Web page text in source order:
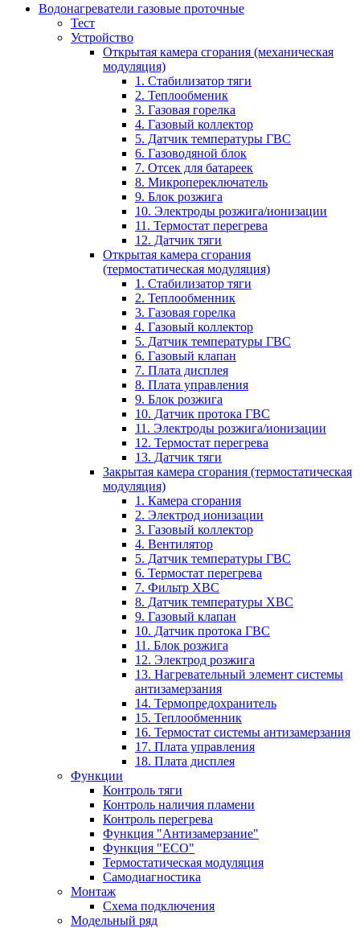
Водонагреватели газовые проточные
Тест
Устройство
Открытая камера сгорания (механическая
модуляция)
1. Стабилизатор тяги
2. Теплообменик
3. Газовая горелка
4. Газовый коллектор
5. Датчик температуры ГВС
6. Газоводяной блок
7. Отсек для батареек
8. Микропереключатель
9. Блок розжига
10. Электроды розжига/ионизации
11. Термостат перегрева
12. Датчик тяги
Открытая камера сгорания
(термостатическая модуляция)
1. Стабилизатор тяги
2. Теплообменник
3. Газовая горелка
4. Газовый коллектор
5. Датчик температуры ГВС
6. Газовый клапан
7. Плата дисплея
8. Плата управления
9. Блок розжига
10. Датчик протока ГВС
11. Электроды розжига/ионизации
12. Термостат перегрева
13. Датчик тяги
Закрытая камера сгорания (термостатическая
модуляция)
1. Камера сгорания
2. Электрод ионизации
3. Газовый коллектор
4. Вентилятор
5. Датчик температуры ГВС
6. Термостат перегрева
7. Фильтр ХВС
8. Датчик температуры ХВС
9. Газовый клапан
10. Датчик протока ГВС
11. Блок розжига
12. Электрод розжига
13. Нагревательный элемент системы
антизамерзания
14. Термопредохранитель
15. Теплообменник
16. Термостат системы антизамерзания
17. Плата управления
18. Плата дисплея
Функции
Контроль тяги
Контроль наличия пламени
Контроль перегрева
Функция "Антизамерзание"
Функция "ECO"
Термостатическая модуляция
Самодиагностика
Монтаж
Схема подключения
Модельный ряд